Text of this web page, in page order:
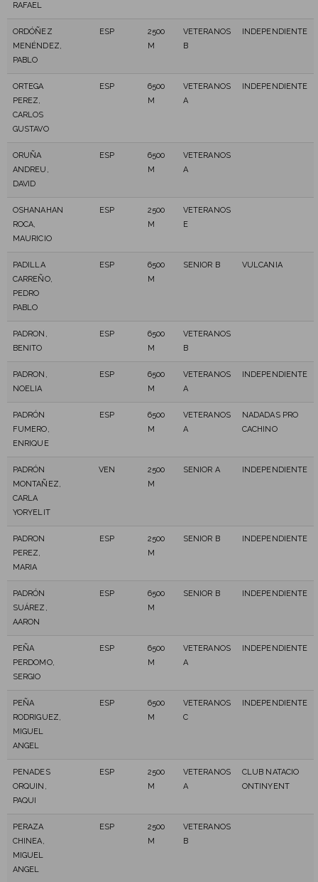
RAFAEL
ORDÓÑEZ
MENÉNDEZ,
PABLO
ESP
2500
M
VETERANOS
B
INDEPENDIENTE
ORTEGA
PEREZ,
CARLOS
GUSTAVO
ESP
6500
M
VETERANOS
A
INDEPENDIENTE
ORUÑA
ANDREU,
DAVID
ESP
6500
M
VETERANOS
A
OSHANAHAN
ROCA,
MAURICIO
ESP
2500
M
VETERANOS
E
PADILLA
CARREÑO,
PEDRO
PABLO
ESP
6500
M
SENIOR B VULCANIA
PADRON,
BENITO
ESP
6500
M
VETERANOS
B
PADRON,
NOELIA
ESP
6500
M
VETERANOS
A
INDEPENDIENTE
PADRÓN
FUMERO,
ENRIQUE
ESP
6500
M
VETERANOS
A
NADADAS PRO
CACHINO
PADRÓN
MONTAÑEZ,
CARLA
YORYELIT
VEN
2500
M
SENIOR A INDEPENDIENTE
PADRON
PEREZ,
MARIA
ESP
2500
M
SENIOR B INDEPENDIENTE
PADRÓN
SUÁREZ,
AARON
ESP
6500
M
SENIOR B INDEPENDIENTE
PEÑA
PERDOMO,
SERGIO
ESP
6500
M
VETERANOS
A
INDEPENDIENTE
PEÑA
RODRIGUEZ,
MIGUEL
ANGEL
ESP
6500
M
VETERANOS
C
INDEPENDIENTE
PENADES
ORQUIN,
PAQUI
ESP
2500
M
VETERANOS
A
CLUB NATACIO
ONTINYENT
PERAZA
CHINEA,
MIGUEL
ANGEL
ESP
2500
M
VETERANOS
B